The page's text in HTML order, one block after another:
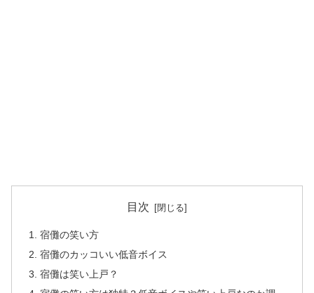
目次
宿儺の笑い方
宿儺のカッコいい低音ボイス
宿儺は笑い上戸？